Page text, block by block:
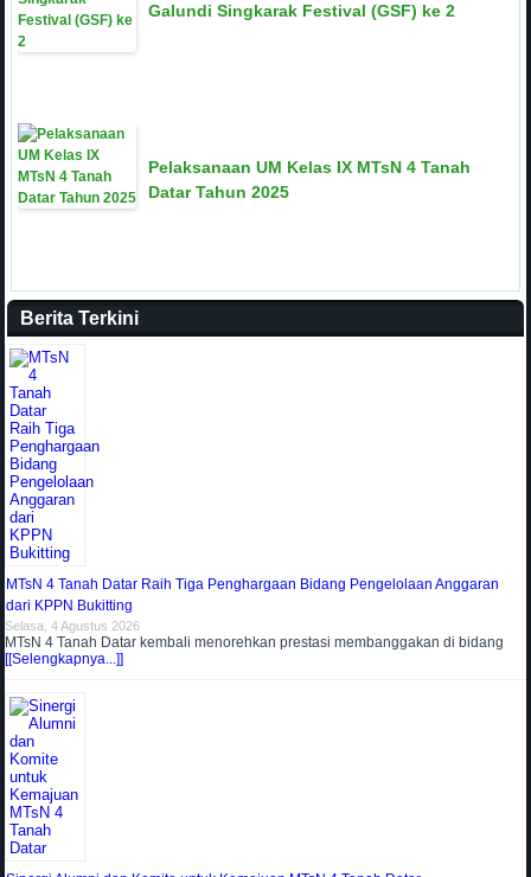
Galundi Singkarak Festival (GSF) ke 2
Pelaksanaan UM Kelas IX MTsN 4 Tanah
Datar Tahun 2025
Berita Terkini
MTsN 4 Tanah Datar Raih Tiga Penghargaan Bidang Pengelolaan Anggaran
dari KPPN Bukitting
Selasa, 4 Agustus 2026
MTsN 4 Tanah Datar kembali menorehkan prestasi membanggakan di bidang
[[Selengkapnya...]]